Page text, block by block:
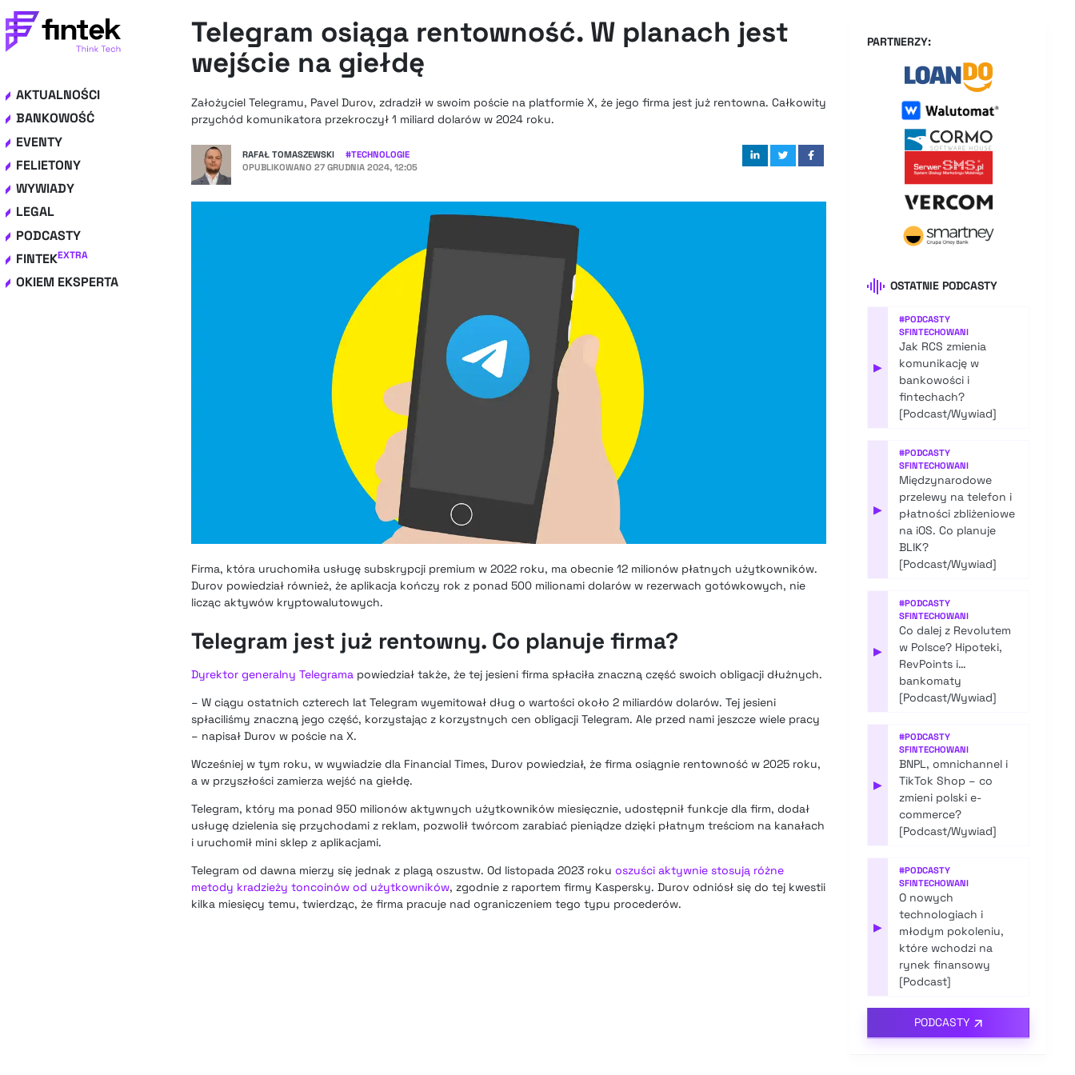
AKTUALNOŚCI
BANKOWOŚĆ
EVENTY
FELIETONY
WYWIADY
LEGAL
PODCASTY
FINTEKEXTRA
OKIEM EKSPERTA
Telegram osiąga rentowność. W planach jest
wejście na giełdę
Założyciel Telegramu, Pavel Durov, zdradził w swoim poście na platformie X, że jego firma jest już rentowna. Całkowity
przychód komunikatora przekroczył 1 miliard dolarów w 2024 roku.
RAFAŁ TOMASZEWSKI #TECHNOLOGIE
OPUBLIKOWANO 27 GRUDNIA 2024, 12:05
Firma, która uruchomiła usługę subskrypcji premium w 2022 roku, ma obecnie 12 milionów płatnych użytkowników.
Durov powiedział również, że aplikacja kończy rok z ponad 500 milionami dolarów w rezerwach gotówkowych, nie
licząc aktywów kryptowalutowych.
Telegram jest już rentowny. Co planuje firma?
Dyrektor generalny Telegrama powiedział także, że tej jesieni firma spłaciła znaczną część swoich obligacji dłużnych.
– W ciągu ostatnich czterech lat Telegram wyemitował dług o wartości około 2 miliardów dolarów. Tej jesieni
spłaciliśmy znaczną jego część, korzystając z korzystnych cen obligacji Telegram. Ale przed nami jeszcze wiele pracy
– napisał Durov w poście na X.
Wcześniej w tym roku, w wywiadzie dla Financial Times, Durov powiedział, że firma osiągnie rentowność w 2025 roku,
a w przyszłości zamierza wejść na giełdę.
Telegram, który ma ponad 950 milionów aktywnych użytkowników miesięcznie, udostępnił funkcje dla firm, dodał
usługę dzielenia się przychodami z reklam, pozwolił twórcom zarabiać pieniądze dzięki płatnym treściom na kanałach
i uruchomił mini sklep z aplikacjami.
Telegram od dawna mierzy się jednak z plagą oszustw. Od listopada 2023 roku oszuści aktywnie stosują różne
metody kradzieży toncoinów od użytkowników, zgodnie z raportem firmy Kaspersky. Durov odniósł się do tej kwestii
kilka miesięcy temu, twierdząc, że firma pracuje nad ograniczeniem tego typu procederów.
PARTNERZY:
OSTATNIE PODCASTY
▶
#PODCASTY
SFINTECHOWANI
Jak RCS zmienia
komunikację w
bankowości i
fintechach?
[Podcast/Wywiad]
▶
#PODCASTY
SFINTECHOWANI
Międzynarodowe
przelewy na telefon i
płatności zbliżeniowe
na iOS. Co planuje
BLIK?
[Podcast/Wywiad]
▶
#PODCASTY
SFINTECHOWANI
Co dalej z Revolutem
w Polsce? Hipoteki,
RevPoints i…
bankomaty
[Podcast/Wywiad]
▶
#PODCASTY
SFINTECHOWANI
BNPL, omnichannel i
TikTok Shop – co
zmieni polski e-
commerce?
[Podcast/Wywiad]
▶
#PODCASTY
SFINTECHOWANI
O nowych
technologiach i
młodym pokoleniu,
które wchodzi na
rynek finansowy
[Podcast]
PODCASTY